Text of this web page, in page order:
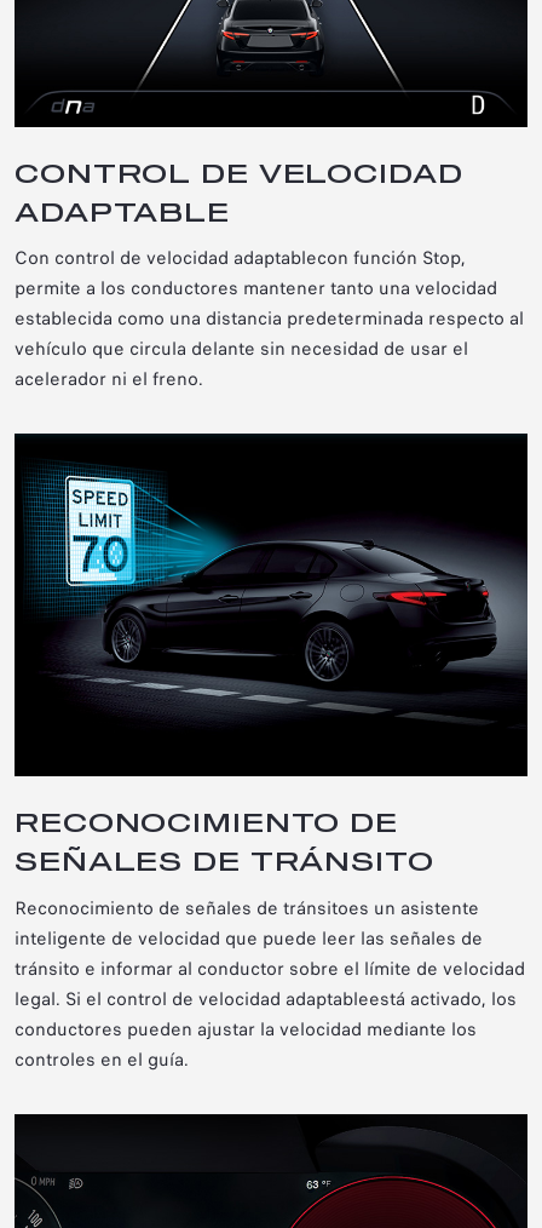
CONTROL DE VELOCIDAD
ADAPTABLE
Con control de velocidad adaptablecon función Stop,
permite a los conductores mantener tanto una velocidad
establecida como una distancia predeterminada respecto al
vehículo que circula delante sin necesidad de usar el
acelerador ni el freno.
RECONOCIMIENTO DE
SEÑALES DE TRÁNSITO
Reconocimiento de señales de tránsitoes un asistente
inteligente de velocidad que puede leer las señales de
tránsito e informar al conductor sobre el límite de velocidad
legal. Si el control de velocidad adaptableestá activado, los
conductores pueden ajustar la velocidad mediante los
controles en el guía.